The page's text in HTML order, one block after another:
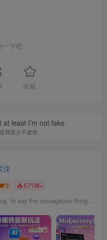
一下吧
收藏
least I’m not fake.
我至少不虚伪
注
3 571W+
To do the useful thing, to say the courageous thing, to contemplate the beautiful thing: that’s enough for one man’s life.